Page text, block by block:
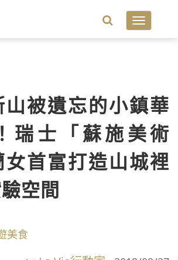
Toggle
山被遺忘的小鎮華
瑞士「蘇施美術
首富打造山城裡
空間
美食